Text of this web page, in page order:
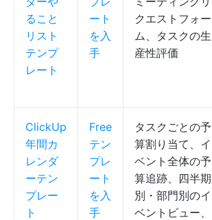
ること
リスト
テンプ
レート
ート
を入
手
クエストフォー
ム、タスクの生
産性評価
ClickUp
年間カ
レンダ
ーテン
プレー
ト
Free
テン
プレ
ート
を入
手
タスクごとの予
算割り当て、イ
ベント全体の予
算追跡、四半期
別・部門別のイ
ベントビュー、